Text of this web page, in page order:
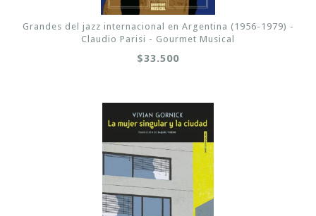
Grandes del jazz internacional en Argentina (1956-1979) -
Claudio Parisi - Gourmet Musical
$33.500